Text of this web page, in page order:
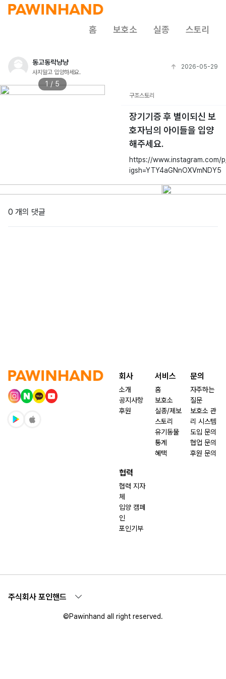
홈 보호소 실종 스토리
동고동락냥냥
사지말고 입양하세요.
2026-05-29
1 / 5
구조스토리
장기기증 후 별이되신 보
호자님의 아이들을 입양
해주세요.
https://www.instagram.com/
igsh=YTY4aGNnOXVmNDY5
0 개의 댓글
회사
소개
공지사항
후원
서비스
홈
보호소
실종/제보
스토리
유기동물
통계
혜택
문의
자주하는
질문
보호소 관
리 시스템
도입 문의
협업 문의
후원 문의
협력
협력 지자
체
입양 캠페
인
포인기부
주식회사 포인핸드
©Pawinhand all right reserved.